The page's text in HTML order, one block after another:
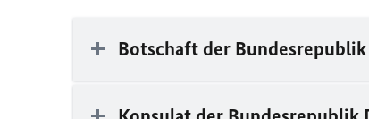
Botschaft der